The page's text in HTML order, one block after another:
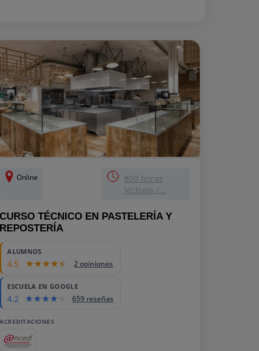
Online
800 horas
lectivas /...
CURSO TÉCNICO EN PASTELERÍA Y
REPOSTERÍA
ALUMNOS
4.5 2 opiniones
ESCUELA EN GOOGLE
4.2 659 reseñas
ACREDITACIONES